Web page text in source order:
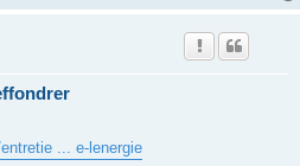
... e-lenergie